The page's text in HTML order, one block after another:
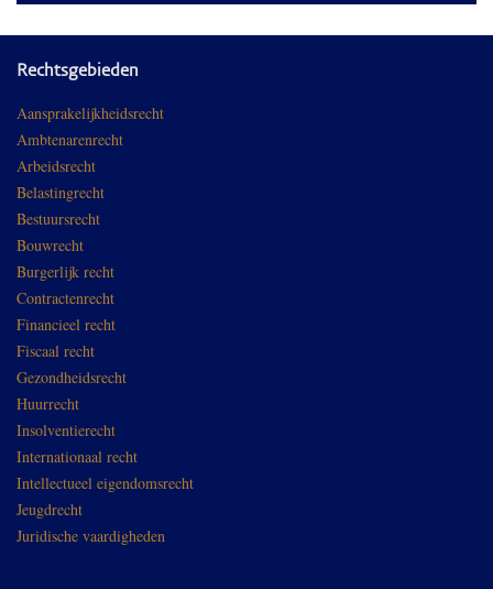
Rechtsgebieden
Aansprakelijkheidsrecht
Ambtenarenrecht
Arbeidsrecht
Belastingrecht
Bestuursrecht
Bouwrecht
Burgerlijk recht
Contractenrecht
Financieel recht
Fiscaal recht
Gezondheidsrecht
Huurrecht
Insolventierecht
Internationaal recht
Intellectueel eigendomsrecht
Jeugdrecht
Juridische vaardigheden